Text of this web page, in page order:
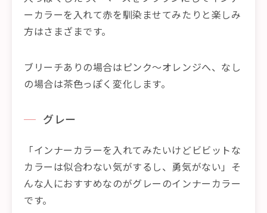
ーカラーを入れて赤を馴染ませてみたりと楽しみ
方はさまざまです。
ブリーチありの場合はピンク〜オレンジへ、なし
の場合は茶色っぽく変化します。
グレー
「インナーカラーを入れてみたいけどビビットな
カラーは似合わない気がするし、勇気がない」そ
んな人におすすめなのがグレーのインナーカラー
です。